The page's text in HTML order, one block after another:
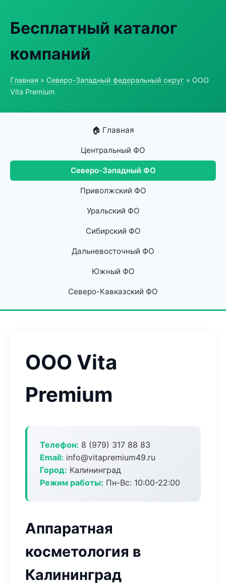
Бесплатный каталог
компаний
Главная » Северо-Западный федеральный округ » ООО
Vita Premium
🏠 Главная
Центральный ФО
Северо-Западный ФО
Приволжский ФО
Уральский ФО
Сибирский ФО
Дальневосточный ФО
Южный ФО
Северо-Кавказский ФО
ООО Vita
Premium
Телефон: 8 (979) 317 88 83
Email: info@vitapremium49.ru
Город: Калининград
Режим работы: Пн-Вс: 10:00-22:00
Аппаратная
косметология в
Калининград